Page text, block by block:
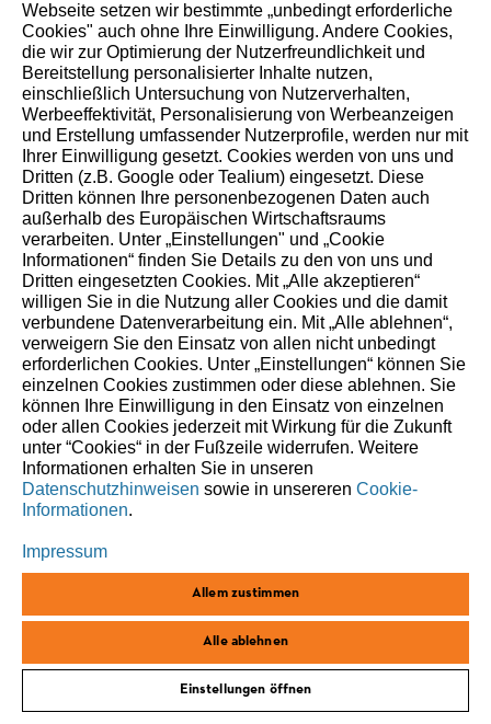
Weitere Storys
STIHL auf Social Media
In der Natur zu Hause.
Seit 1926.
Seit 100 Jahren prägen Verantwortung und Fortschritt
unser Handeln – für Menschen, Natur und kommende
Generationen.
Webseite setzen wir bestimmte „unbedingt erforderliche
Cookies" auch ohne Ihre Einwilligung. Andere Cookies,
die wir zur Optimierung der Nutzerfreundlichkeit und
Bereitstellung personalisierter Inhalte nutzen,
einschließlich Untersuchung von Nutzerverhalten,
Werbeeffektivität, Personalisierung von Werbeanzeigen
und Erstellung umfassender Nutzerprofile, werden nur mit
Ihrer Einwilligung gesetzt. Cookies werden von uns und
Dritten (z.B. Google oder Tealium) eingesetzt. Diese
Dritten können Ihre personenbezogenen Daten auch
außerhalb des Europäischen Wirtschaftsraums
verarbeiten. Unter „Einstellungen" und „Cookie
Informationen“ finden Sie Details zu den von uns und
Dritten eingesetzten Cookies. Mit „Alle akzeptieren“
willigen Sie in die Nutzung aller Cookies und die damit
verbundene Datenverarbeitung ein. Mit „Alle ablehnen“,
verweigern Sie den Einsatz von allen nicht unbedingt
erforderlichen Cookies. Unter „Einstellungen“ können Sie
einzelnen Cookies zustimmen oder diese ablehnen. Sie
können Ihre Einwilligung in den Einsatz von einzelnen
oder allen Cookies jederzeit mit Wirkung für die Zukunft
unter “Cookies“ in der Fußzeile widerrufen. Weitere
Informationen erhalten Sie in unseren
Datenschutzhinweisen sowie in unsereren Cookie-
Informationen.
Impressum
Allem zustimmen
Alle ablehnen
Einstellungen öffnen